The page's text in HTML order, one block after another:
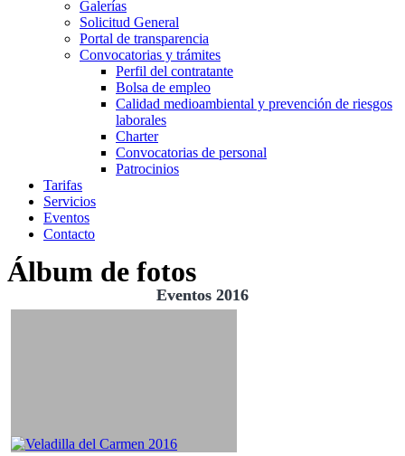
Galerías
Solicitud General
Portal de transparencia
Convocatorias y trámites
Perfil del contratante
Bolsa de empleo
Calidad medioambiental y prevención de riesgos
laborales
Charter
Convocatorias de personal
Patrocinios
Tarifas
Servicios
Eventos
Contacto
Álbum de fotos
Eventos 2016